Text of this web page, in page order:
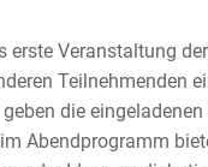
erste Veranstaltung der
Teilnehmenden
die
Abendprogramm